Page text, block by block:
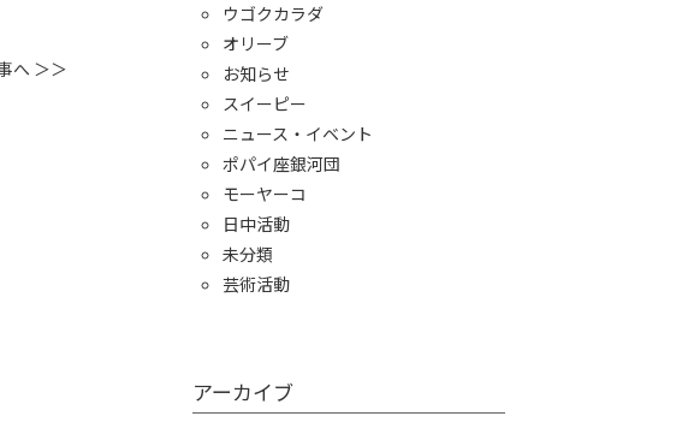
へ ＞＞
ウゴクカラダ
オリーブ
お知らせ
スイーピー
ニュース・イベント
ポパイ座銀河団
モーヤーコ
日中活動
未分類
芸術活動
アーカイブ